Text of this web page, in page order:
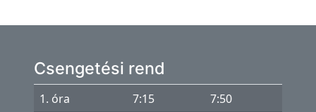
Csengetési rend
1. óra 7:15
7:50